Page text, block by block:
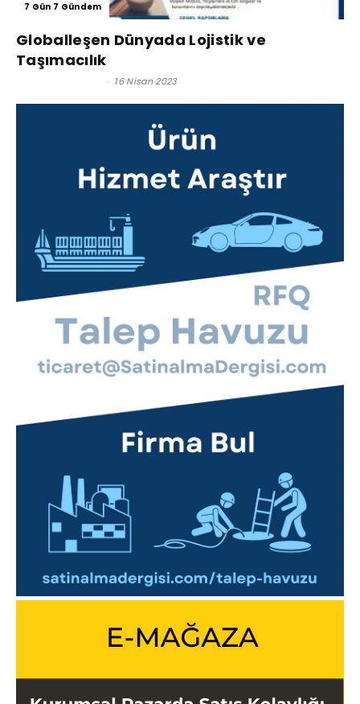
7 Gün 7 Gündem
Globalleşen Dünyada Lojistik ve
Taşımacılık
- 16 Nisan 2023